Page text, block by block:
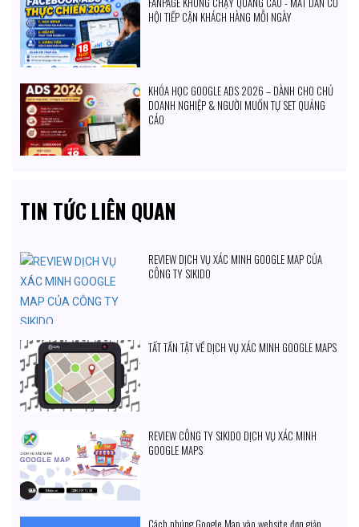
HỘI TIẾP CẬN KHÁCH HÀNG MỖI NGÀY
KHÓA HỌC GOOGLE ADS 2026 – DÀNH CHO CHỦ
DOANH NGHIỆP & NGƯỜI MUỐN TỰ SET QUẢNG
CÁO
TIN TỨC LIÊN QUAN
REVIEW DỊCH VỤ XÁC MINH GOOGLE MAP CỦA
CÔNG TY SIKIDO
TẤT TẦN TẬT VỀ DỊCH VỤ XÁC MINH GOOGLE MAPS
REVIEW CÔNG TY SIKIDO DỊCH VỤ XÁC MINH
GOOGLE MAPS
Cách nhúng Google Map vào website đơn giản